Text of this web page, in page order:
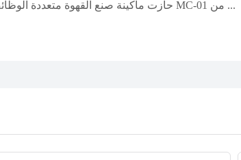
حازت ماكينة صنع القهوة متعددة الوظائف MC-01 من MINJAN على الجائزة الفضية في حفل توزيع جوائز التصميم الأمريكي الجيد لعام 2026